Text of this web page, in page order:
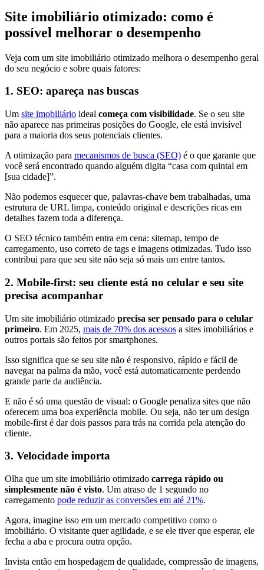
Site imobiliário otimizado: como é
possível melhorar o desempenho
Veja com um site imobiliário otimizado melhora o desempenho geral
do seu negócio e sobre quais fatores:
1. SEO: apareça nas buscas
Um site imobiliário ideal começa com visibilidade. Se o seu site
não aparece nas primeiras posições do Google, ele está invisível
para a maioria dos seus potenciais clientes.
A otimização para mecanismos de busca (SEO) é o que garante que
você será encontrado quando alguém digita “casa com quintal em
[sua cidade]”.
Não podemos esquecer que, palavras-chave bem trabalhadas, uma
estrutura de URL limpa, conteúdo original e descrições ricas em
detalhes fazem toda a diferença.
O SEO técnico também entra em cena: sitemap, tempo de
carregamento, uso correto de tags e imagens otimizadas. Tudo isso
contribui para que seu site não seja só mais um entre tantos.
2. Mobile-first: seu cliente está no celular e seu site
precisa acompanhar
Um site imobiliário otimizado precisa ser pensado para o celular
primeiro. Em 2025, mais de 70% dos acessos a sites imobiliários e
outros portais são feitos por smartphones.
Isso significa que se seu site não é responsivo, rápido e fácil de
navegar na palma da mão, você está automaticamente perdendo
grande parte da audiência.
E não é só uma questão de visual: o Google penaliza sites que não
oferecem uma boa experiência mobile. Ou seja, não ter um design
mobile-first é dar dois passos para trás na corrida pela atenção do
cliente.
3. Velocidade importa
Olha que um site imobiliário otimizado carrega rápido ou
simplesmente não é visto. Um atraso de 1 segundo no
carregamento pode reduzir as conversões em até 21%.
Agora, imagine isso em um mercado competitivo como o
imobiliário. O visitante quer agilidade, e se ele tiver que esperar, ele
fecha a aba e procura outra opção.
Invista então em hospedagem de qualidade, compressão de imagens,